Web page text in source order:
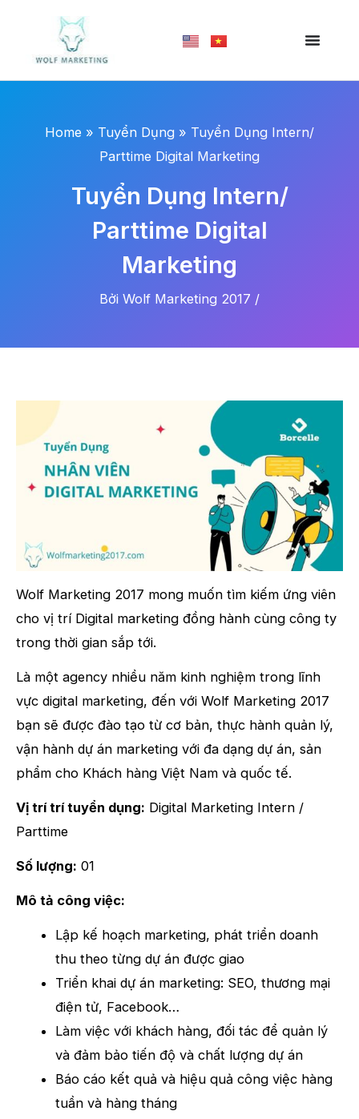
dung
Home » Tuyển Dụng » Tuyển Dụng Intern/
Parttime Digital Marketing
Tuyển Dụng Intern/
Parttime Digital
Marketing
Bởi Wolf Marketing 2017 /
Wolf Marketing 2017 mong muốn tìm kiếm ứng viên
cho vị trí Digital marketing đồng hành cùng công ty
trong thời gian sắp tới.
Là một agency nhiều năm kinh nghiệm trong lĩnh
vực digital marketing, đến với Wolf Marketing 2017
bạn sẽ được đào tạo từ cơ bản, thực hành quản lý,
vận hành dự án marketing với đa dạng dự án, sản
phẩm cho Khách hàng Việt Nam và quốc tế.
Vị trí trí tuyển dụng: Digital Marketing Intern /
Parttime
Số lượng: 01
Mô tả công việc:
Lập kế hoạch marketing, phát triển doanh
thu theo từng dự án được giao
Triển khai dự án marketing: SEO, thương mại
điện tử, Facebook…
Làm việc với khách hàng, đối tác để quản lý
và đảm bảo tiến độ và chất lượng dự án
Báo cáo kết quả và hiệu quả công việc hàng
tuần và hàng tháng